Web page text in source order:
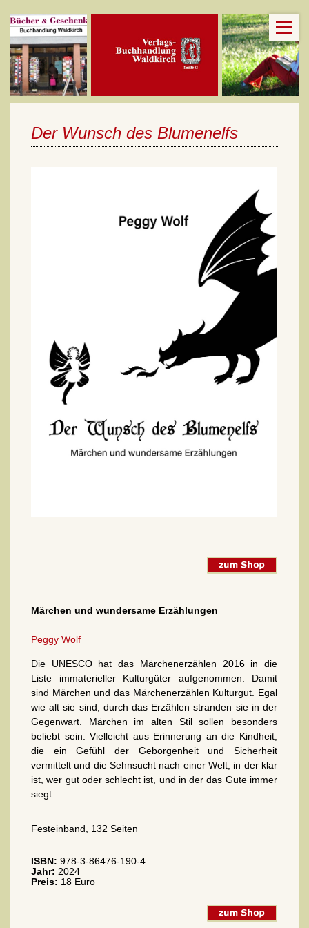
Der Wunsch des Blumenelfs
Märchen und wundersame Erzählungen
Peggy Wolf
Die UNESCO hat das Märchenerzählen 2016 in die
Liste immaterieller Kulturgüter aufgenommen. Damit
sind Märchen und das Märchenerzählen Kulturgut. Egal
wie alt sie sind, durch das Erzählen stranden sie in der
Gegenwart. Märchen im alten Stil sollen besonders
beliebt sein. Vielleicht aus Erinnerung an die Kindheit,
die ein Gefühl der Geborgenheit und Sicherheit
vermittelt und die Sehnsucht nach einer Welt, in der klar
ist, wer gut oder schlecht ist, und in der das Gute immer
siegt.
Festeinband, 132 Seiten
ISBN: 978-3-86476-190-4
Jahr: 2024
Preis: 18 Euro